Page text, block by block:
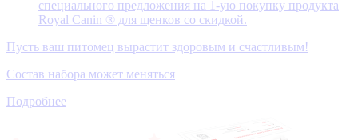
специального предложения на 1-ую покупку продукта
Royal Canin ® для щенков со скидкой.
Пусть ваш питомец вырастит здоровым и счастливым!
Состав набора может меняться
Подробнее